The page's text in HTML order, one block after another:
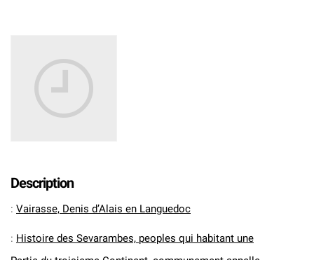
Description
: Vairasse, Denis d’Alais en Languedoc
: Histoire des Sevarambes, peoples qui habitant une